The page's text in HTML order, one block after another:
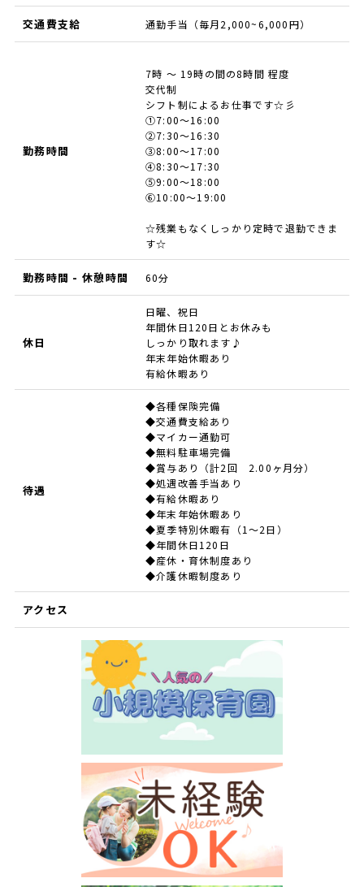
交通費支給 通勤手当（毎月2,000~6,000円）
勤務時間
7時 ～ 19時の間の8時間 程度
交代制
シフト制によるお仕事です☆彡
①7:00～16:00
②7:30～16:30
③8:00～17:00
④8:30～17:30
⑤9:00～18:00
⑥10:00～19:00
☆残業もなくしっかり定時で退勤できま
す☆
勤務時間 - 休憩時間 60分
休日
日曜、祝日
年間休日120日とお休みも
しっかり取れます♪
年末年始休暇あり
有給休暇あり
待遇
◆各種保険完備
◆交通費支給あり
◆マイカー通勤可
◆無料駐車場完備
◆賞与あり（計2回 2.00ヶ月分）
◆処遇改善手当あり
◆有給休暇あり
◆年末年始休暇あり
◆夏季特別休暇有（1～2日）
◆年間休日120日
◆産休・育休制度あり
◆介護休暇制度あり
アクセス